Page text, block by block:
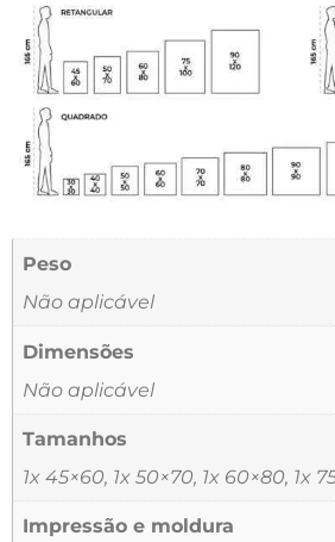
Peso
Não aplicável
Dimensões
Não aplicável
Tamanhos
1x 45×60, 1x 50×70, 1x 60×80, 1x
Impressão e moldura